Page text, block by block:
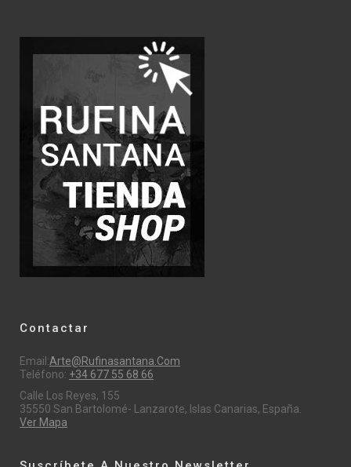
Contactar
Email:Arte@rufinasantana.com
Teléfono: +34 677 55 68 66
Calle Los Reyes, 155
35550 San Bartolomé- Lanzarote, Islas Canarias, España.
Ver Mapa